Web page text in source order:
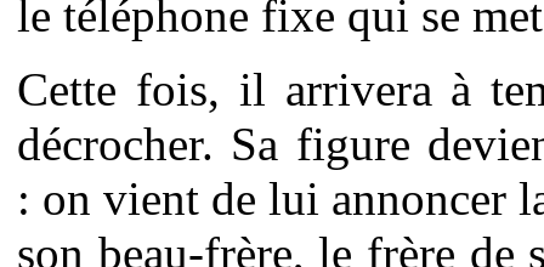
le téléphone fixe qui se
Cette fois, il arrivera à
décrocher. Sa figure
: on vient de lui annoncer
son beau-frère, le frère de